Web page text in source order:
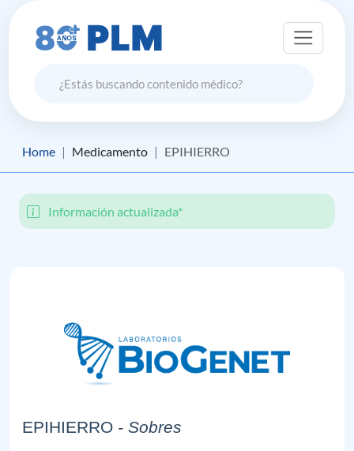
Home Medicamento EPIHIERRO
Información actualizada*
EPIHIERRO - Sobres